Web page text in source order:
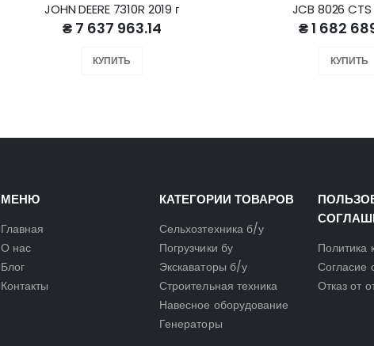
JOHN DEERE 7310R 2019 г
₴ 7 637 963.14
КУПИТЬ
JCB 8026 CTS
₴ 1 682
КУПИТЬ
МЕНЮ
Главная
О нас
Блог
Контакты
КАТЕГОРИИ ТОВАРОВ
Сельхозтехника б/у
Погрузчики бу
Экскаваторы б/у
Строительная техника
Навесное оборудование
Генераторы
Политика
Согласие
Отказ от